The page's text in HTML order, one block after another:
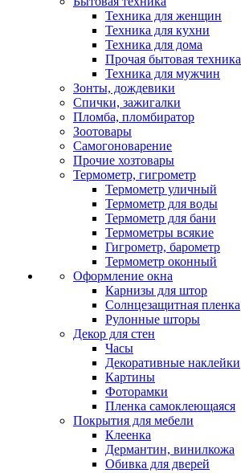
Техника для женщин
Техника для кухни
Техника для дома
Прочая бытовая техника
Техника для мужчин
Зонты, дождевики
Спички, зажигалки
Пломба, пломбиратор
Зоотовары
Самогоноварение
Прочие хозтовары
Термометр, гигрометр
Термометр уличный
Термометр для воды
Термометр для бани
Термометры всякие
Гигрометр, барометр
Термометр оконный
Оформление окна
Карнизы для штор
Солнцезащитная пленка
Рулонные шторы
Декор для стен
Часы
Декоративные наклейки
Картины
Фоторамки
Пленка самоклеющаяся
Покрытия для мебели
Клеенка
Дермантин, винилкожа
Обивка для дверей